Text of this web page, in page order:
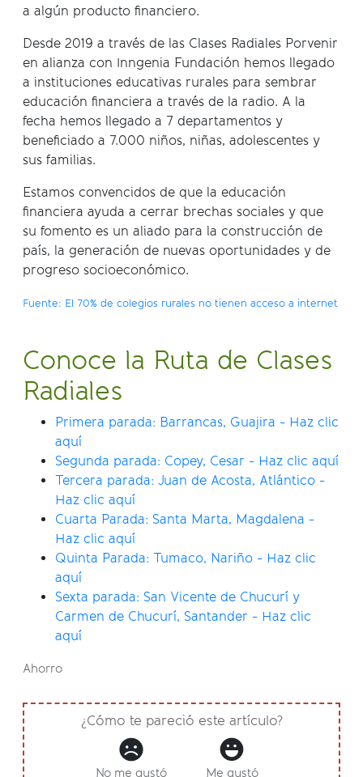
a algún producto financiero.
Desde 2019 a través de las Clases Radiales Porvenir
en alianza con Inngenia Fundación hemos llegado
a instituciones educativas rurales para sembrar
educación financiera a través de la radio. A la
fecha hemos llegado a 7 departamentos y
beneficiado a 7.000 niños, niñas, adolescentes y
sus familias.
Estamos convencidos de que la educación
financiera ayuda a cerrar brechas sociales y que
su fomento es un aliado para la construcción de
país, la generación de nuevas oportunidades y de
progreso socioeconómico.
Fuente: El 70% de colegios rurales no tienen acceso a internet
Conoce la Ruta de Clases
Radiales
Primera parada: Barrancas, Guajira - Haz clic
aquí
Segunda parada: Copey, Cesar - Haz clic aquí
Tercera parada: Juan de Acosta, Atlántico -
Haz clic aquí
Cuarta Parada: Santa Marta, Magdalena -
Haz clic aquí
Quinta Parada: Tumaco, Nariño - Haz clic
aquí
Sexta parada: San Vicente de Chucurí y
Carmen de Chucurí, Santander - Haz clic
aquí
Ahorro
¿Cómo te pareció este artículo?
No me gustó Me gustó